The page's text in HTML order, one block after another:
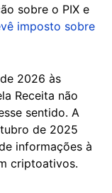
sobre o PIX e
imposto sobre
2026 às
Receita não
sentido. A
de 2025
informações à
criptoativos.